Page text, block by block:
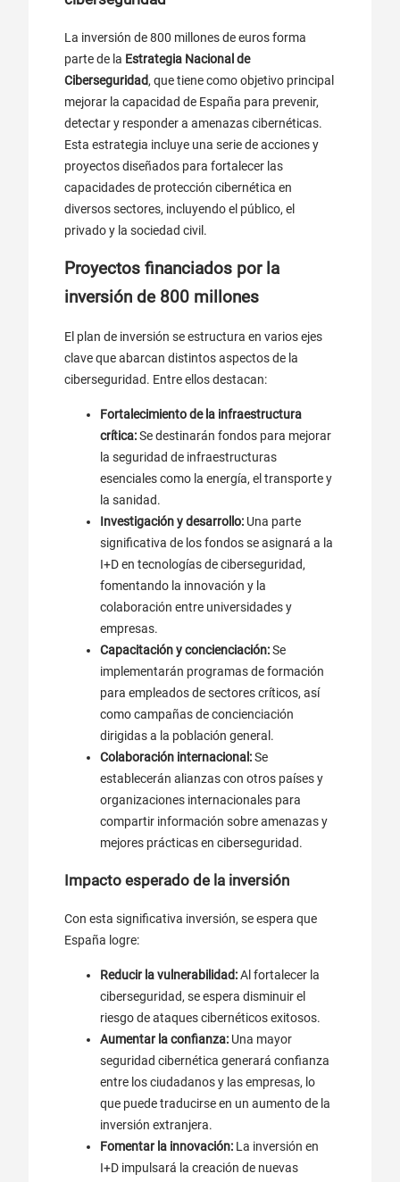
La inversión de 800 millones de euros forma
parte de la Estrategia Nacional de
Ciberseguridad, que tiene como objetivo principal
mejorar la capacidad de España para prevenir,
detectar y responder a amenazas cibernéticas.
Esta estrategia incluye una serie de acciones y
proyectos diseñados para fortalecer las
capacidades de protección cibernética en
diversos sectores, incluyendo el público, el
privado y la sociedad civil.
Proyectos financiados por la
inversión de 800 millones
El plan de inversión se estructura en varios ejes
clave que abarcan distintos aspectos de la
ciberseguridad. Entre ellos destacan:
Fortalecimiento de la infraestructura
crítica:Se destinarán fondos para mejorar
la seguridad de infraestructuras
esenciales como la energía, el transporte y
la sanidad.
Investigación y desarrollo: Una parte
significativa de los fondos se asignará a la
I+D en tecnologías de ciberseguridad,
fomentando la innovación y la
colaboración entre universidades y
empresas.
Capacitación y concienciación:Se
implementarán programas de formación
para empleados de sectores críticos, así
como campañas de concienciación
dirigidas a la población general.
Colaboración internacional:Se
establecerán alianzas con otros países y
organizaciones internacionales para
compartir información sobre amenazas y
mejores prácticas en ciberseguridad.
Impacto esperado de la inversión
Con esta significativa inversión, se espera que
España logre:
Reducir la vulnerabilidad:Al fortalecer la
ciberseguridad, se espera disminuir el
riesgo de ataques cibernéticos exitosos.
Aumentar la confianza: Una mayor
seguridad cibernética generará confianza
entre los ciudadanos y las empresas, lo
que puede traducirse en un aumento de la
inversión extranjera.
Fomentar la innovación: La inversión en
I+D impulsará la creación de nuevas